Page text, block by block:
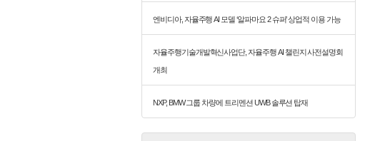
엔비디아, 자율주행 AI 모델 ‘알파마요 2 슈퍼’ 상업적 이용 가능
자율주행기술개발혁신사업단, 자율주행 AI 챌린지 사전설명회
개최
NXP, BMW 그룹 차량에 트리멘션 UWB 솔루션 탑재